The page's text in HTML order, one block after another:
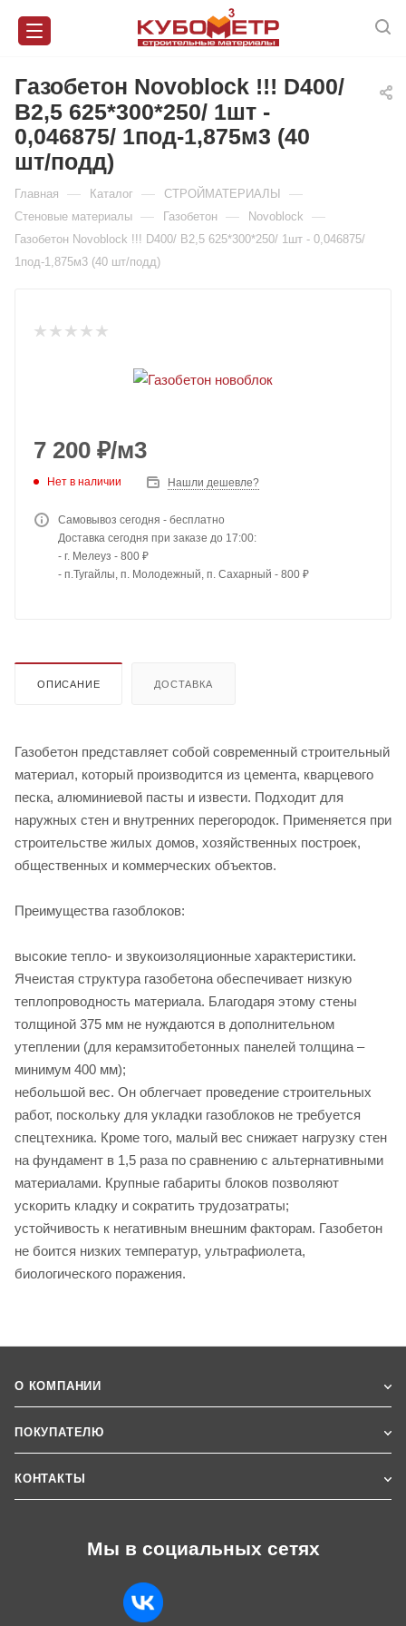
Газобетон Novoblock !!! D400/
В2,5 625*300*250/ 1шт -
0,046875/ 1под-1,875м3 (40
шт/подд)
Главная — Каталог — СТРОЙМАТЕРИАЛЫ —
Стеновые материалы — Газобетон — Novoblock —
Газобетон Novoblock !!! D400/ В2,5 625*300*250/ 1шт - 0,046875/
1под-1,875м3 (40 шт/подд)
7 200 ₽/м3
Нет в наличии Нашли дешевле?
Самовывоз сегодня - бесплатно
Доставка сегодня при заказе до 17:00:
- г. Мелеуз - 800 ₽
- п.Тугайлы, п. Молодежный, п. Сахарный - 800 ₽
ОПИСАНИЕ ДОСТАВКА
Газобетон представляет собой современный строительный
материал, который производится из цемента, кварцевого
песка, алюминиевой пасты и извести. Подходит для
наружных стен и внутренних перегородок. Применяется при
строительстве жилых домов, хозяйственных построек,
общественных и коммерческих объектов.
Преимущества газоблоков:
высокие тепло- и звукоизоляционные характеристики.
Ячеистая структура газобетона обеспечивает низкую
теплопроводность материала. Благодаря этому стены
толщиной 375 мм не нуждаются в дополнительном
утеплении (для керамзитобетонных панелей толщина –
минимум 400 мм);
небольшой вес. Он облегчает проведение строительных
работ, поскольку для укладки газоблоков не требуется
спецтехника. Кроме того, малый вес снижает нагрузку стен
на фундамент в 1,5 раза по сравнению с альтернативными
материалами. Крупные габариты блоков позволяют
ускорить кладку и сократить трудозатраты;
устойчивость к негативным внешним факторам. Газобетон
не боится низких температур, ультрафиолета,
биологического поражения.
О КОМПАНИИ
ПОКУПАТЕЛЮ
КОНТАКТЫ
Мы в социальных сетях